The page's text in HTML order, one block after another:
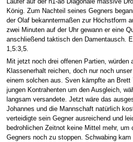
König. Zum Nachteil seines Gegners
der Olaf bekanntermaßen zur Höchstform
zwei Minuten auf der Uhr gewann er eine
anschließend taktisch den Damentausch.
1,5:3,5.
Mit jetzt noch drei offenen Partien, würden
Klassenerhalt reichen, doch nur noch
einem solchen aus. Sven kämpfte an Brett
jungen Kontrahenten um den Ausgleich,
langsam versandete. Jetzt wäre das
Johannes und die Mannschaft natürlich
verteidigte sein Gegner ausreichend und
bedrohlichen Zeitnot keine Mittel mehr, um
Gegners noch zu stoppen. Schwabing